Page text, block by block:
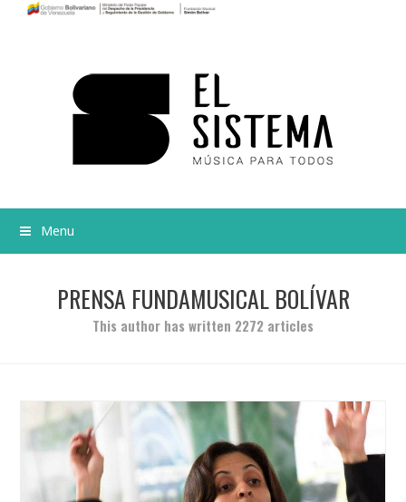
Menu
PRENSA FUNDAMUSICAL BOLÍVAR
This author has written 2272 articles